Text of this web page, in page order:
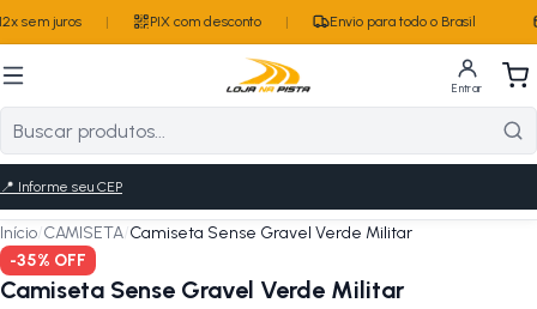
sem juros PIX com desconto Envio para todo o Brasil
Entrar
📍 Informe seu CEP
Início/CAMISETA/Camiseta Sense Gravel Verde Militar
-35% OFF
Camiseta Sense Gravel Verde Militar